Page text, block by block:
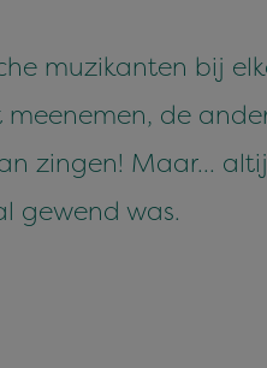
muzikanten bij
de
zingen! Maar...
gewend was.